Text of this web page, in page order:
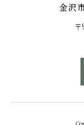
金沢